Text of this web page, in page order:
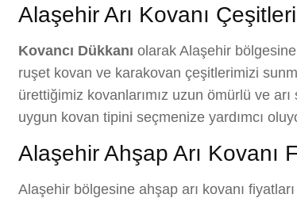
Alaşehir Arı Kovanı
Kovancı Dükkanı olarak Alaşehir
ruşet kovan ve karakovan çeşitlerimizi
ürettiğimiz kovanlarımız uzun ömürlü ve
uygun kovan tipini seçmenize yardımcı
Alaşehir Ahşap Arı Kovanı
Alaşehir bölgesine ahşap arı kovanı